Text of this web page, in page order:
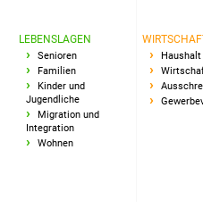
LEBENSLAGEN
Senioren
Familien
Kinder und
Jugendliche
Migration und
Integration
Wohnen
Haushalt